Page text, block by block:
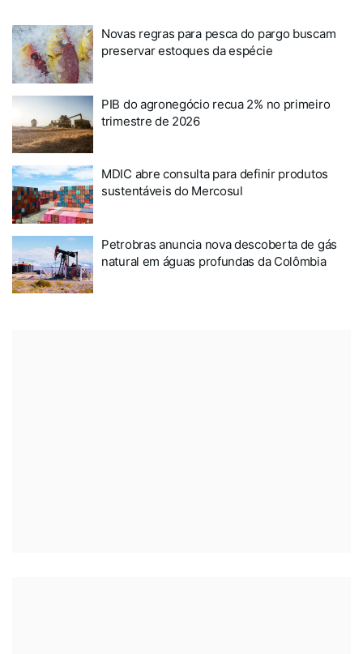
Novas regras para pesca do pargo buscam
preservar estoques da espécie
PIB do agronegócio recua 2% no primeiro
trimestre de 2026
MDIC abre consulta para definir produtos
sustentáveis do Mercosul
Petrobras anuncia nova descoberta de gás
natural em águas profundas da Colômbia